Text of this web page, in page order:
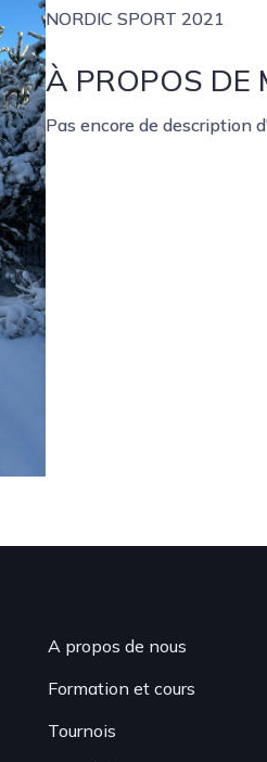
NORDIC SPORT 2021
À PROPOS DE
Pas encore de description
A propos de nous
Formation et cours
Tournois